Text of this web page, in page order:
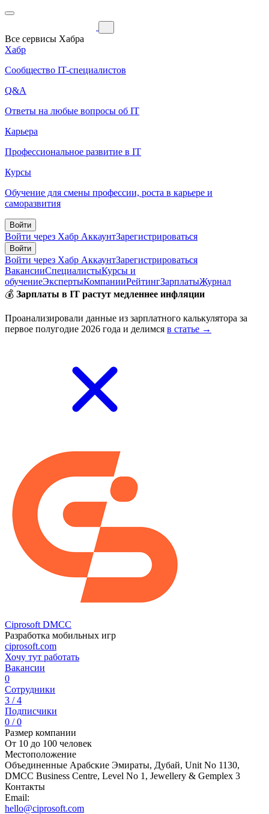
Все сервисы Хабра
Хабр
Сообщество IT-специалистов
Q&A
Ответы на любые вопросы об IT
Карьера
Профессиональное развитие в IT
Курсы
Обучение для смены профессии, роста в карьере и
саморазвития
Войти
Войти через Хабр АккаунтЗарегистрироваться
Войти
Войти через Хабр АккаунтЗарегистрироваться
ВакансииСпециалистыКурсы и
обучениеЭкспертыКомпанииРейтингЗарплатыЖурнал
💰 Зарплаты в IT растут медленнее инфляции
Проанализировали данные из зарплатного калькулятора за
первое полугодие 2026 года и делимся в статье →
Ciprosoft DMCC
Разработка мобильных игр
ciprosoft.com
Хочу тут работать
Вакансии
0
Сотрудники
3 / 4
Подписчики
0 / 0
Размер компании
От 10 до 100 человек
Местоположение
Объединенные Арабские Эмираты, Дубай, Unit No 1130,
DMCC Business Centre, Level No 1, Jewellery & Gemplex 3
Контакты
Email:
hello@ciprosoft.com